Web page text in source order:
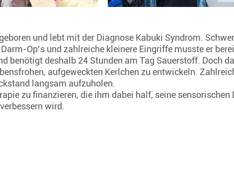
und lebt mit der Diagnose Kabuki Syndrom.
Op’s und zahlreiche kleinere Eingriffe musste er
benötigt deshalb 24 Stunden am Tag Sauerstoff. Doch
aufgeweckten Kerlchen zu entwickeln.
langsam aufzuholen.
zu finanzieren, die ihm dabei half, seine sensorischen
wird.